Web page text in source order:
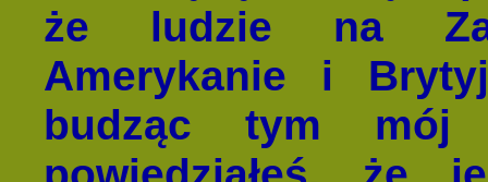
że ludzie na
Amerykanie i
budząc tym mój